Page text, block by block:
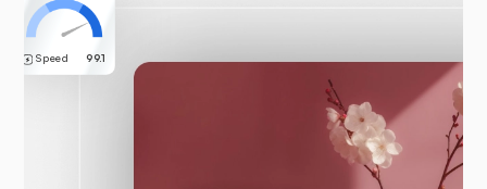
Speed 99.1